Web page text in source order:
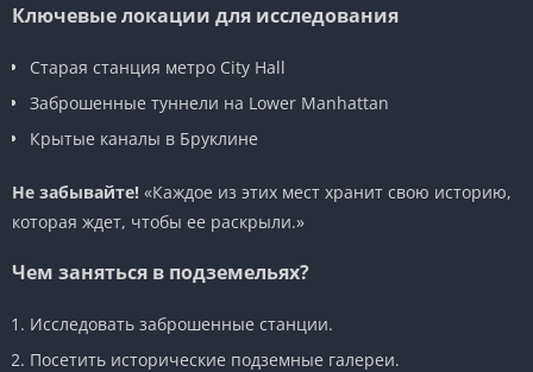
Ключевые локации для исследования
Старая станция метро City Hall
Заброшенные туннели на Lower Manhattan
Крытые каналы в Бруклине
Не забывайте! «Каждое из этих мест хранит свою историю,
которая ждет, чтобы ее раскрыли.»
Чем заняться в подземельях?
Исследовать заброшенные станции.
Посетить исторические подземные галереи.